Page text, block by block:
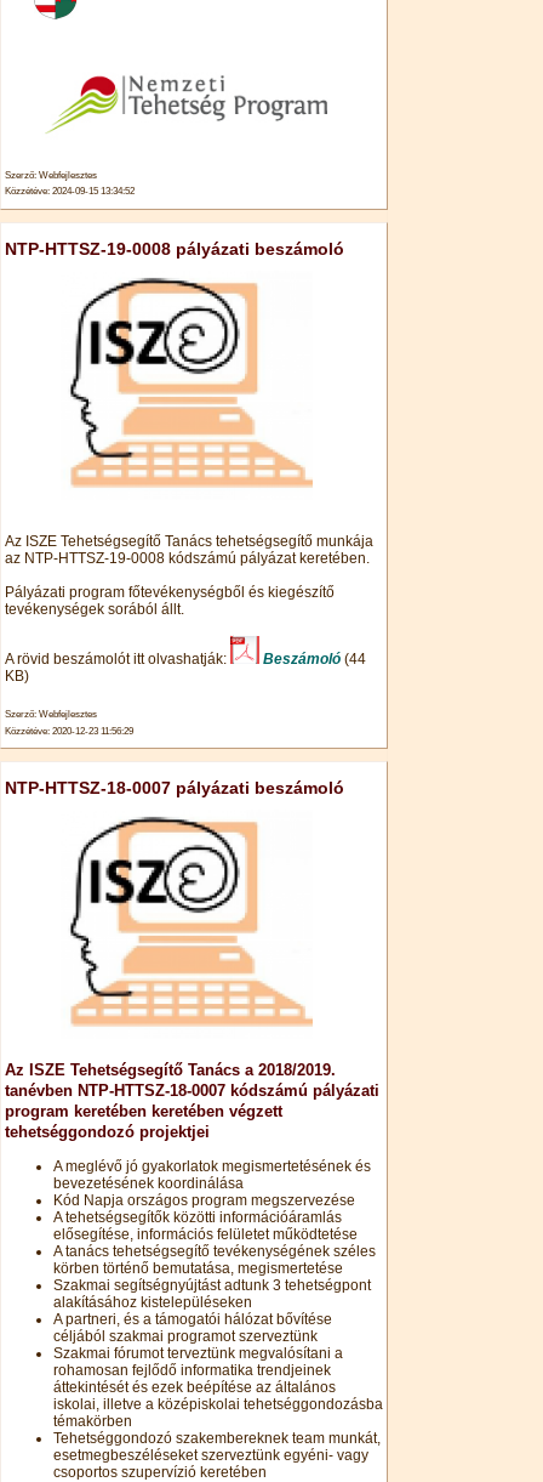
Szerző: Webfejlesztes
Közzétéve: 2024-09-15 13:34:52
NTP-HTTSZ-19-0008 pályázati beszámoló
Az ISZE Tehetségsegítő Tanács tehetségsegítő munkája
az NTP-HTTSZ-19-0008 kódszámú pályázat keretében.
Pályázati program főtevékenységből és kiegészítő
tevékenységek sorából állt.
A rövid beszámolót itt olvashatják: Beszámoló (44
KB)
Szerző: Webfejlesztes
Közzétéve: 2020-12-23 11:56:29
NTP-HTTSZ-18-0007 pályázati beszámoló
Az ISZE Tehetségsegítő Tanács a 2018/2019.
tanévben NTP-HTTSZ-18-0007 kódszámú pályázati
program keretében keretében végzett
tehetséggondozó projektjei
A meglévő jó gyakorlatok megismertetésének és
bevezetésének koordinálása
Kód Napja országos program megszervezése
A tehetségsegítők közötti információáramlás
elősegítése, információs felületet működtetése
A tanács tehetségsegítő tevékenységének széles
körben történő bemutatása, megismertetése
Szakmai segítségnyújtást adtunk 3 tehetségpont
alakításához kistelepüléseken
A partneri, és a támogatói hálózat bővítése
céljából szakmai programot szerveztünk
Szakmai fórumot terveztünk megvalósítani a
rohamosan fejlődő informatika trendjeinek
áttekintését és ezek beépítése az általános
iskolai, illetve a középiskolai tehetséggondozásba
témakörben
Tehetséggondozó szakembereknek team munkát,
esetmegbeszéléseket szerveztünk egyéni- vagy
csoportos szupervízió keretében